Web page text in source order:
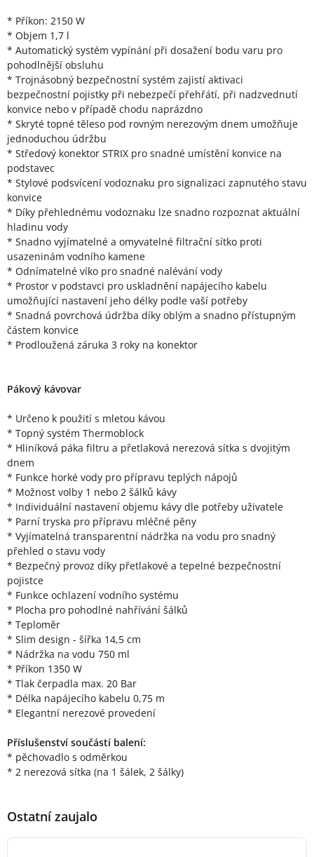
* Příkon: 2150 W
* Objem 1,7 l
* Automatický systém vypínání při dosažení bodu varu pro
pohodlnější obsluhu
* Trojnásobný bezpečnostní systém zajistí aktivaci
bezpečnostní pojistky při nebezpečí přehřátí, při nadzvednutí
konvice nebo v případě chodu naprázdno
* Skryté topné těleso pod rovným nerezovým dnem umožňuje
jednoduchou údržbu
* Středový konektor STRIX pro snadné umístění konvice na
podstavec
* Stylové podsvícení vodoznaku pro signalizaci zapnutého stavu
konvice
* Díky přehlednému vodoznaku lze snadno rozpoznat aktuální
hladinu vody
* Snadno vyjímatelné a omyvatelné filtrační sítko proti
usazeninám vodního kamene
* Odnímatelné víko pro snadné nalévání vody
* Prostor v podstavci pro uskladnění napájecího kabelu
umožňující nastavení jeho délky podle vaší potřeby
* Snadná povrchová údržba díky oblým a snadno přístupným
částem konvice
* Prodloužená záruka 3 roky na konektor
Pákový kávovar
* Určeno k použití s mletou kávou
* Topný systém Thermoblock
* Hliníková páka filtru a přetlaková nerezová sítka s dvojitým
dnem
* Funkce horké vody pro přípravu teplých nápojů
* Možnost volby 1 nebo 2 šálků kávy
* Individuální nastavení objemu kávy dle potřeby uživatele
* Parní tryska pro přípravu mléčné pěny
* Vyjímatelná transparentní nádržka na vodu pro snadný
přehled o stavu vody
* Bezpečný provoz díky přetlakové a tepelné bezpečnostní
pojistce
* Funkce ochlazení vodního systému
* Plocha pro pohodlné nahřívání šálků
* Teploměr
* Slim design - šířka 14,5 cm
* Nádržka na vodu 750 ml
* Příkon 1350 W
* Tlak čerpadla max. 20 Bar
* Délka napájecího kabelu 0,75 m
* Elegantní nerezové provedení
Příslušenství součástí balení:
* pěchovadlo s odměrkou
* 2 nerezová sítka (na 1 šálek, 2 šálky)
Ostatní zaujalo